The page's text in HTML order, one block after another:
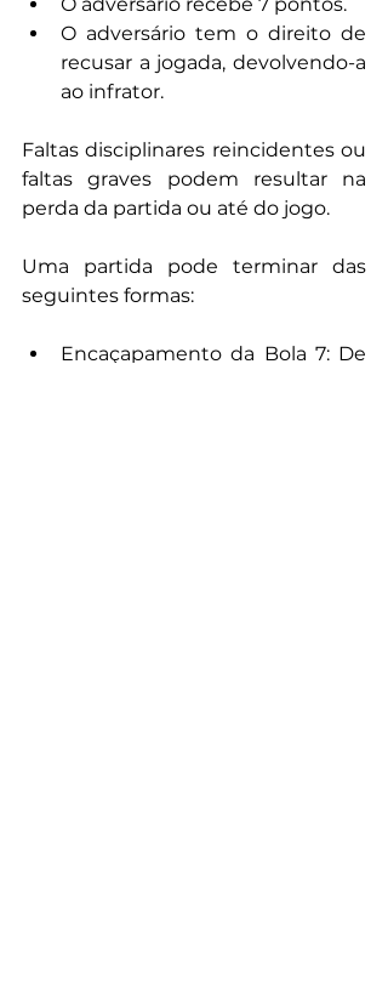
O adversário tem o direito de
recusar a jogada, devolvendo-a
ao infrator.
Faltas disciplinares reincidentes ou
faltas graves podem resultar na
perda da partida ou até do jogo.
Uma partida pode terminar das
seguintes formas:
Encaçapamento da Bola 7: De